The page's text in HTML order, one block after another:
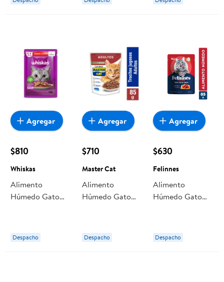
Master Cat
g Purina One
$810
Whiskas
Alimento
Húmedo Gato
g Whiskas
Despacho
Agregar
$710
Master Cat
Alimento
Húmedo Gato
Pouch 85 g
Master Cat
Despacho
Agregar
$630
Felinnes
Alimento
Húmedo Gato
g Felinnes
Despacho
Agregar